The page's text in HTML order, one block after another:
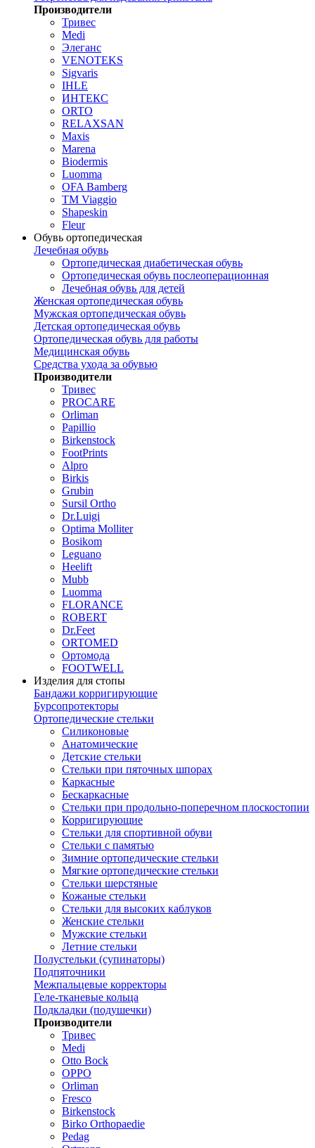
Производители
Тривес
Medi
Элеганс
VENOTEKS
Sigvaris
IHLE
ИНТЕКС
ORTO
RELAXSAN
Maxis
Marena
Biodermis
Luomma
OFA Bamberg
TM Viaggio
Shapeskin
Fleur
Обувь ортопедическая
Лечебная обувь
Ортопедическая диабетическая обувь
Ортопедическая обувь послеоперационная
Лечебная обувь для детей
Женская ортопедическая обувь
Мужская ортопедическая обувь
Детская ортопедическая обувь
Ортопедическая обувь для работы
Медицинская обувь
Средства ухода за обувью
Производители
Тривес
PROCARE
Orliman
Papillio
Birkenstock
FootPrints
Alpro
Birkis
Grubin
Sursil Ortho
Dr.Luigi
Optima Molliter
Bosikom
Leguano
Heelift
Mubb
Luomma
FLORANCE
ROBERT
Dr.Feet
ORTOMED
Ортомода
FOOTWELL
Изделия для стопы
Бандажи корригирующие
Бурсопротекторы
Ортопедические стельки
Силиконовые
Анатомические
Детские стельки
Стельки при пяточных шпорах
Каркасные
Бескаркасные
Стельки при продольно-поперечном плоскостопии
Корригирующие
Стельки для спортивной обуви
Стельки с памятью
Зимние ортопедические стельки
Мягкие ортопедические стельки
Стельки шерстяные
Кожаные стельки
Стельки для высоких каблуков
Женские стельки
Мужские стельки
Летние стельки
Полустельки (супинаторы)
Подпяточники
Межпальцевые корректоры
Геле-тканевые кольца
Подкладки (подушечки)
Производители
Тривес
Medi
Otto Bock
OPPO
Orliman
Fresco
Birkenstock
Birko Orthopaedie
Pedag